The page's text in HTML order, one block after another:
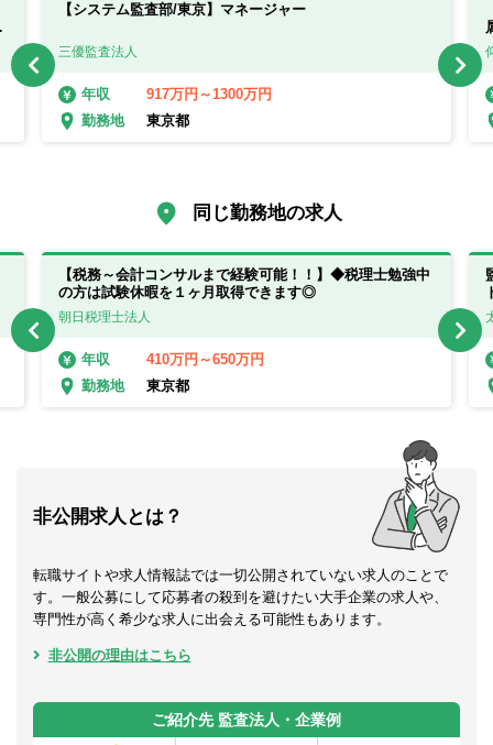
【システム監査部/東京】マネージャー
三優監査法人
年収
917万円～1300万円
勤務地
東京都
同じ勤務地の求人
【税務～会計コンサルまで経験可能！！】◆税理士勉強中
の方は試験休暇を１ヶ月取得できます◎
朝日税理士法人
年収
410万円～650万円
勤務地
東京都
非公開求人とは？
転職サイトや求人情報誌では一切公開されていない求人のことで
す。一般公募にして応募者の殺到を避けたい大手企業の求人や、
専門性が高く希少な求人に出会える可能性もあります。
非公開の理由はこちら
ご紹介先 監査法人・企業例